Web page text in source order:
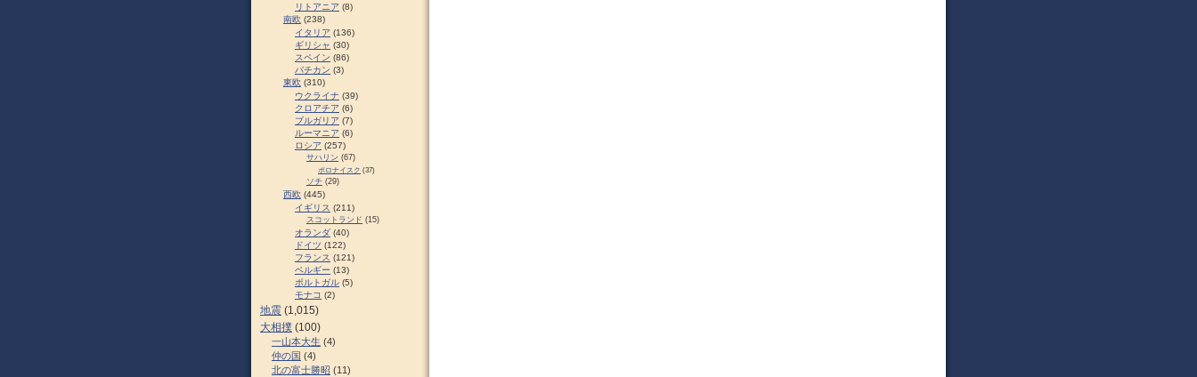
リトアニア (8)
南欧 (238)
イタリア (136)
ギリシャ (30)
スペイン (86)
バチカン (3)
東欧 (310)
ウクライナ (39)
クロアチア (6)
ブルガリア (7)
ルーマニア (6)
ロシア (257)
サハリン (67)
ポロナイスク (37)
ソチ (29)
西欧 (445)
イギリス (211)
スコットランド (15)
オランダ (40)
ドイツ (122)
フランス (121)
ベルギー (13)
ポルトガル (5)
モナコ (2)
地震 (1,015)
大相撲 (100)
一山本大生 (4)
仲の国 (4)
北の富士勝昭 (11)